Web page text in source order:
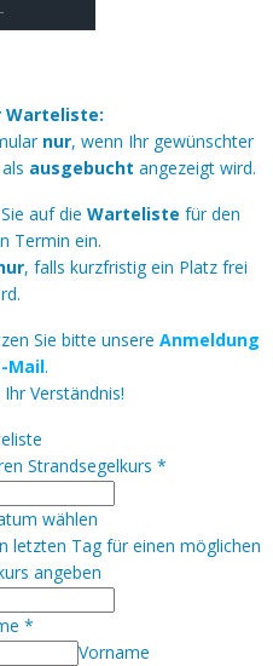
Warteliste:
nur, wenn Ihr gewünschter
ausgebucht angezeigt wird.
auf die Warteliste für den
Termin ein.
, falls kurzfristig ein Platz frei
Sie bitte unsere Anmeldung
Mail.
Verständnis!
Strandsegelkurs *
wählen
letzten Tag für einen möglichen
angeben
*
Vorname